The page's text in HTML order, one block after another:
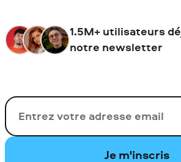
1.5M+ utilisateurs
notre newsletter
Votre adresse de messagerie
Je m'inscris